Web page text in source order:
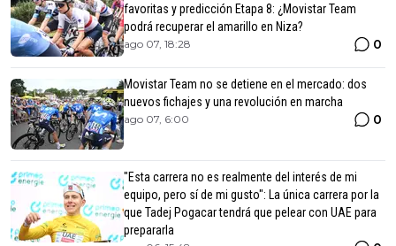
favoritas y predicción Etapa 8: ¿Movistar Team
podrá recuperar el amarillo en Niza?
ago 07, 18:28 0
Movistar Team no se detiene en el mercado: dos
nuevos fichajes y una revolución en marcha
ago 07, 6:00 0
"Esta carrera no es realmente del interés de mi
equipo, pero sí de mi gusto": La única carrera por la
que Tadej Pogacar tendrá que pelear con UAE para
prepararla